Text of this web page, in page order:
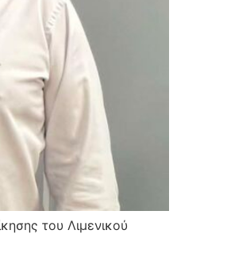
του Λιμενικού